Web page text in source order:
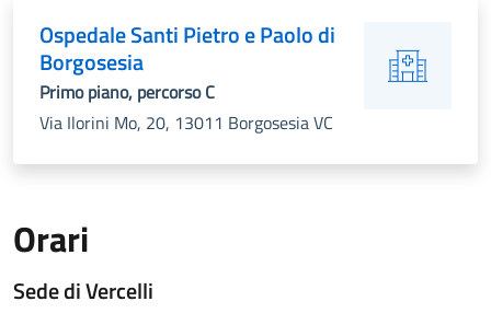
Ospedale Santi Pietro e Paolo di
Borgosesia
Primo piano, percorso C
Via Ilorini Mo, 20, 13011 Borgosesia VC
Orari
Sede di Vercelli